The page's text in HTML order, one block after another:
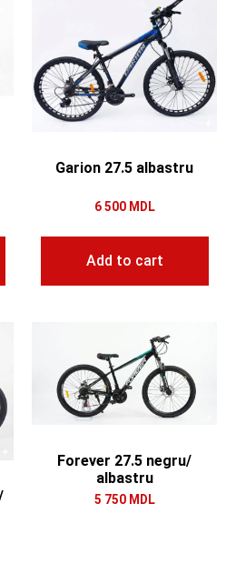
Garion 27.5 albastru
6 500 MDL
Add to cart
Forever 27.5 negru/
albastru
5 750 MDL